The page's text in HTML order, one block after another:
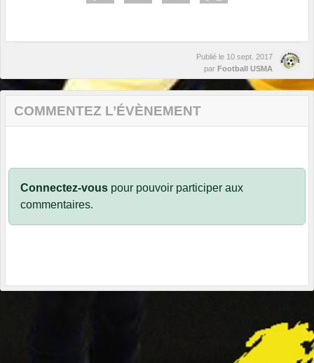
Publié le 10 sept. 2017
par Football USMA
COMMENTEZ L’ÉVÈNEMENT
Connectez-vous pour pouvoir participer aux
commentaires.